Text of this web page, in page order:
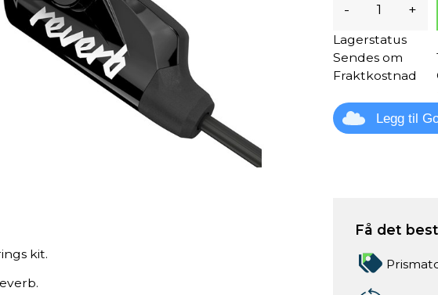
kit.
- +
Lagerstatus
Sendes om
Fraktkostnad
Legg til
Få det